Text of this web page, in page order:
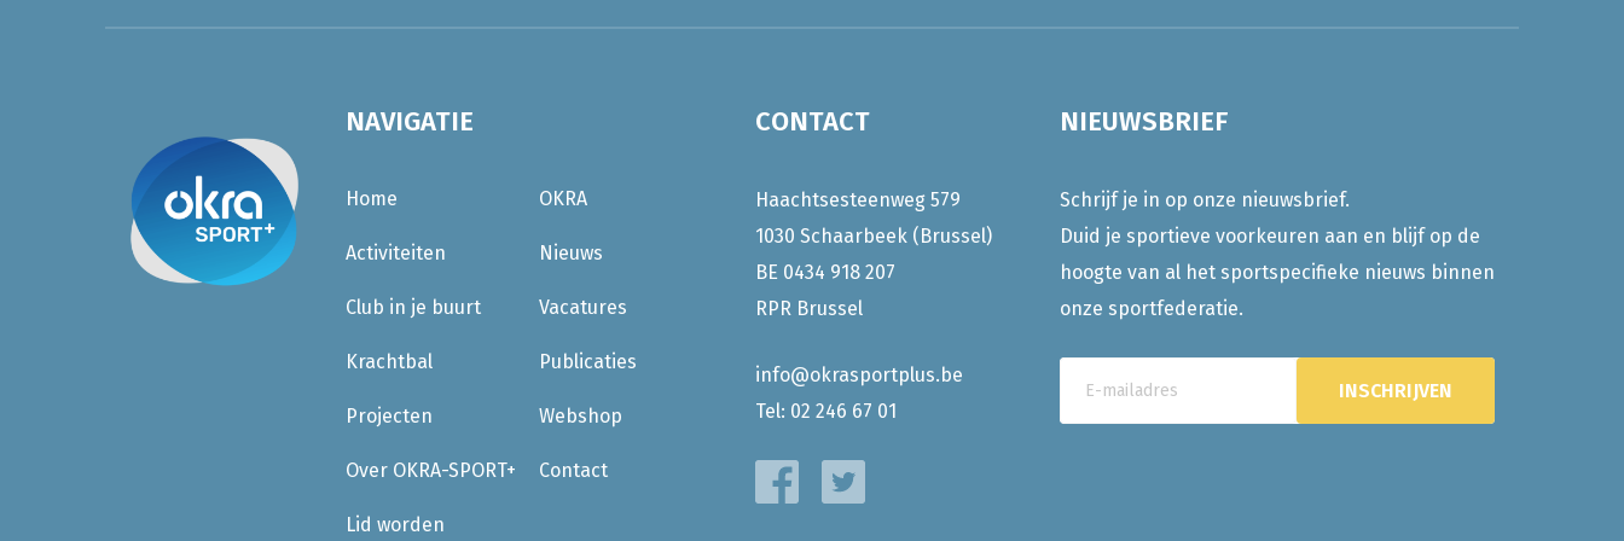
NAVIGATIE
Home
Activiteiten
Club in je buurt
Krachtbal
Projecten
Over OKRA-SPORT+
Lid worden
OKRA
Nieuws
Vacatures
Publicaties
Webshop
Contact
CONTACT
Haachtsesteenweg 579
1030 Schaarbeek (Brussel)
BE 0434 918 207
RPR Brussel
info@okrasportplus.be
Tel: 02 246 67 01
NIEUWSBRIEF
Schrijf je in op onze nieuwsbrief.
Duid je sportieve voorkeuren aan en blijf op de
hoogte van al het sportspecifieke nieuws binnen
onze sportfederatie.